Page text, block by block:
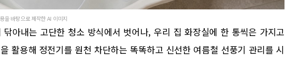
을 바탕으로 제작한 AI 이미지
아내는 고단한 청소 방식에서 벗어나, 우리 집 화장실에 한 통씩은 가지고
활용해 정전기를 원천 차단하는 똑똑하고 신선한 여름철 선풍기 관리를 시